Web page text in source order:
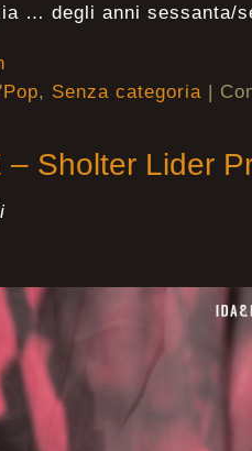
… degli anni sessanta/
, Senza categoria |
– Sholter Lider